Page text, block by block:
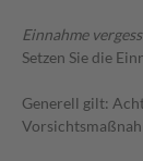
Einnahme
Setzen Sie die
Generell gilt: